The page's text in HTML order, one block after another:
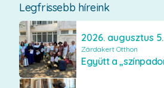
Legfrissebb híreink
2026. augusztus 5.
Zárdakert Otthon